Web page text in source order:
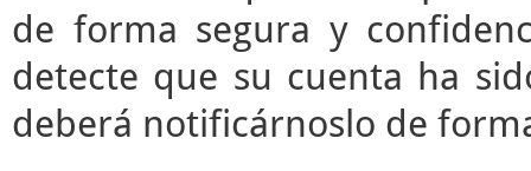
de forma segura y
detecte que su cuenta ha
deberá notificárnoslo de